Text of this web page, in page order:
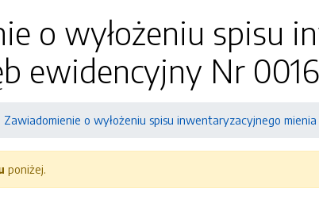
o wyłożeniu spisu
ewidencyjny Nr
Zawiadomienie o wyłożeniu spisu inwentaryzacyjnego
poniżej.